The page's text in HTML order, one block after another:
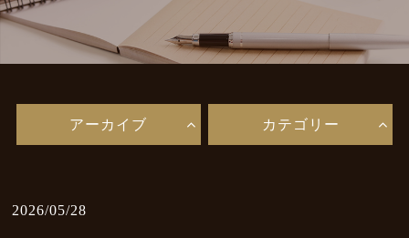
About Us
鍼・メディセルとは
メニュー・料金
News
アーカイブ カテゴリー
2026/05/28